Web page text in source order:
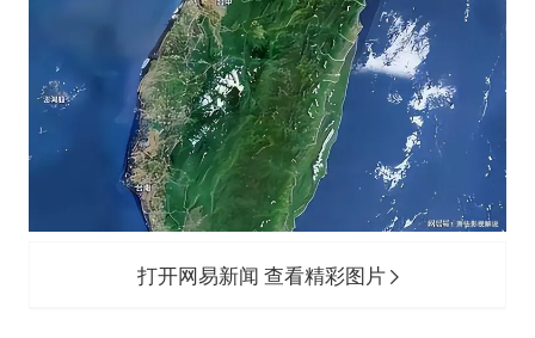
打开网易新闻 查看精彩图片